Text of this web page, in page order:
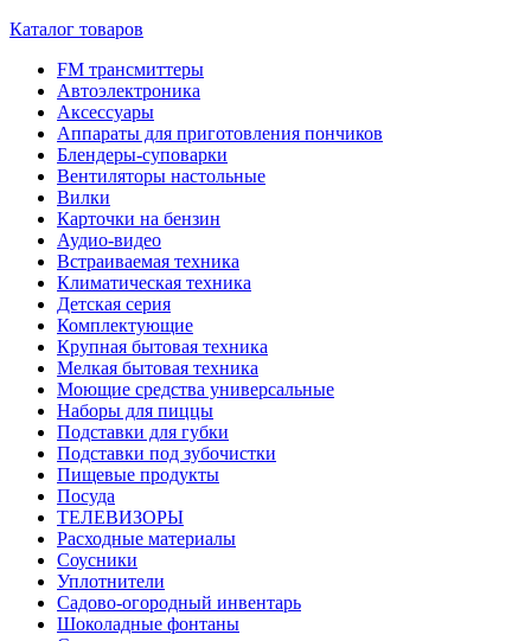
Каталог товаров
FM трансмиттеры
Автоэлектроника
Аксессуары
Аппараты для приготовления пончиков
Блендеры-суповарки
Вентиляторы настольные
Вилки
Карточки на бензин
Аудио-видео
Встраиваемая техника
Климатическая техника
Детская серия
Комплектующие
Крупная бытовая техника
Мелкая бытовая техника
Моющие средства универсальные
Наборы для пиццы
Подставки для губки
Подставки под зубочистки
Пищевые продукты
Посуда
ТЕЛЕВИЗОРЫ
Расходные материалы
Соусники
Уплотнители
Садово-огородный инвентарь
Шоколадные фонтаны